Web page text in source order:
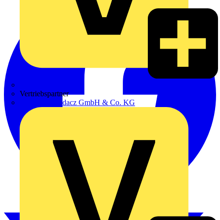
Vertriebspartner
Adalbert Zajadacz GmbH & Co. KG